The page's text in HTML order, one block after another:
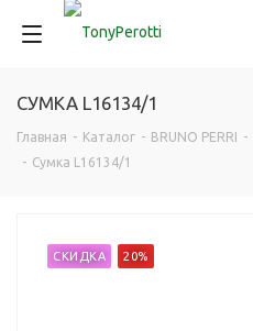
СУМКА L16134/1
Главная - Каталог - BRUNO PERRI -
- Сумка L16134/1
СКИДКА 20%